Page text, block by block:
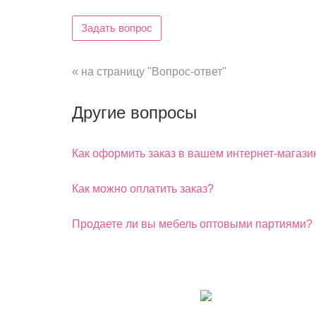
Задать вопрос
« на страницу "Вопрос-ответ"
Другие вопросы
Как оформить заказ в вашем интернет-
Как можно оплатить заказ?
Продаете ли вы мебель оптовыми партиями?